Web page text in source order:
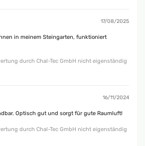
17/08/2025
in meinem Steingarten, funktioniert
durch Chal-Tec GmbH nicht eigenständig
16/11/2024
Optisch gut und sorgt für gute Raumluft!
durch Chal-Tec GmbH nicht eigenständig